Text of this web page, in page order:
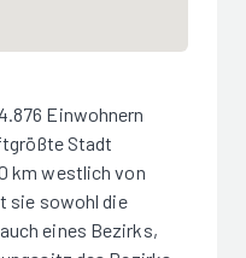
Einwohnern
Stadt
km westlich von
sie sowohl die
eines Bezirks,